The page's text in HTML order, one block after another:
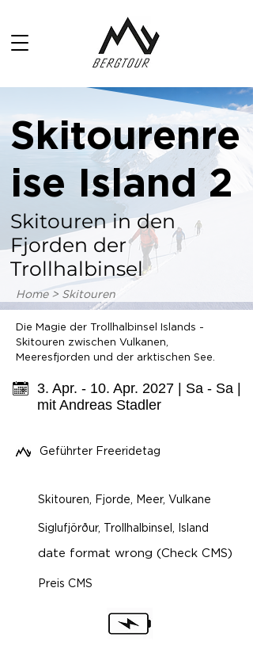
Skitourenre
ise Island 2
Skitouren in den
Fjorden der
Trollhalbinsel
Home > Skitouren
Die Magie der Trollhalbinsel Islands -
Skitouren zwischen Vulkanen,
Meeresfjorden und der arktischen See.
3. Apr. - 10. Apr. 2027 | Sa - Sa |
mit Andreas Stadler
Geführter Freeridetag
Skitouren, Fjorde, Meer, Vulkane
Siglufjörður, Trollhalbinsel, Island
date format wrong (Check CMS)
Preis CMS